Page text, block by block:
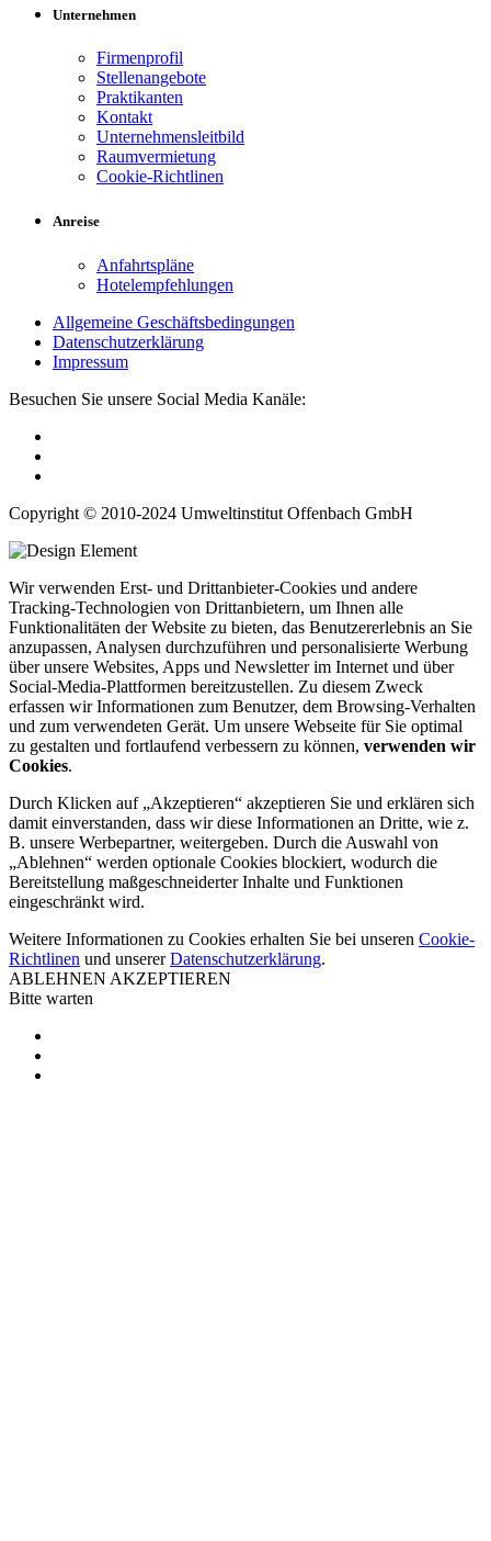
Unternehmen
Firmenprofil
Stellenangebote
Praktikanten
Kontakt
Unternehmensleitbild
Raumvermietung
Cookie-Richtlinen
Anreise
Anfahrtspläne
Hotelempfehlungen
Allgemeine Geschäftsbedingungen
Datenschutzerklärung
Impressum
Besuchen Sie unsere Social Media Kanäle:
Copyright © 2010-2024 Umweltinstitut Offenbach GmbH
Wir verwenden Erst- und Drittanbieter-Cookies und andere
Tracking-Technologien von Drittanbietern, um Ihnen alle
Funktionalitäten der Website zu bieten, das Benutzererlebnis an Sie
anzupassen, Analysen durchzuführen und personalisierte Werbung
über unsere Websites, Apps und Newsletter im Internet und über
Social-Media-Plattformen bereitzustellen. Zu diesem Zweck
erfassen wir Informationen zum Benutzer, dem Browsing-Verhalten
und zum verwendeten Gerät. Um unsere Webseite für Sie optimal
zu gestalten und fortlaufend verbessern zu können, verwenden wir
Cookies.
Durch Klicken auf „Akzeptieren“ akzeptieren Sie und erklären sich
damit einverstanden, dass wir diese Informationen an Dritte, wie z.
B. unsere Werbepartner, weitergeben. Durch die Auswahl von
„Ablehnen“ werden optionale Cookies blockiert, wodurch die
Bereitstellung maßgeschneiderter Inhalte und Funktionen
eingeschränkt wird.
Weitere Informationen zu Cookies erhalten Sie bei unseren Cookie-
Richtlinen und unsererDatenschutzerklärung.
ABLEHNEN AKZEPTIEREN
Bitte warten